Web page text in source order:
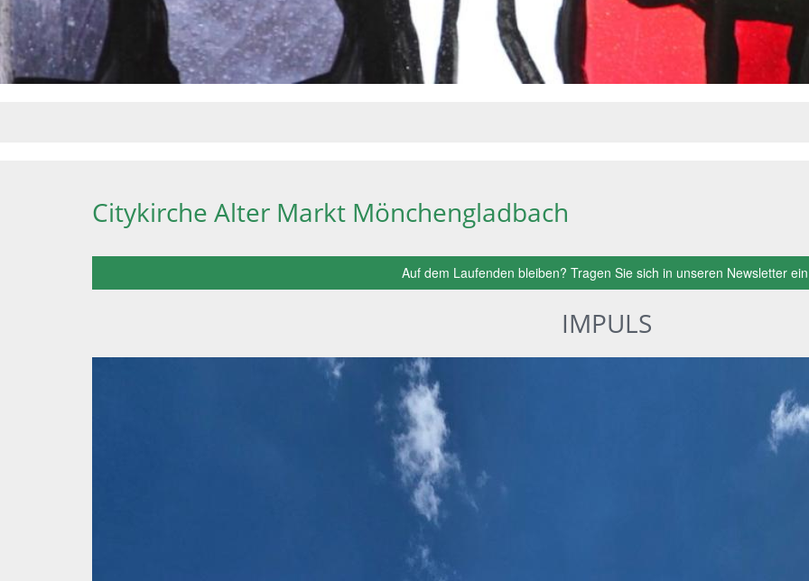
Citykirche Alter Markt Mönchengladbach
Auf dem Laufenden bleiben? Tragen Sie sich in unseren Newsletter
IMPULS